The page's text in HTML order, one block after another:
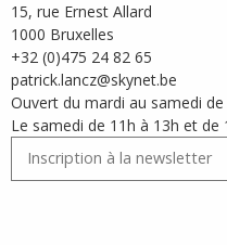
15, rue Ernest Allard
1000 Bruxelles
+32 (0)475 24 82 65
patrick.lancz@skynet.be
Ouvert du mardi au samedi
Le samedi de 11h à 13h et de
Inscription à la newsletter